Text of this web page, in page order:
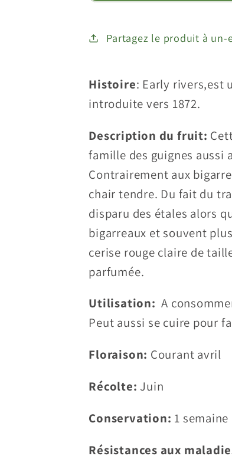
Partagez le produit à un-
Histoire: Early rivers,est
introduite vers 1872.
Description du fruit:
famille des guignes aussi
Contrairement aux
chair tendre. Du fait du
disparu des étales alors
bigarreaux et souvent
cerise rouge claire de
parfumée.
Utilisation:A
Peut aussi se cuire pour
Floraison: Courant avril
Récolte: Juin
Conservation: 1
Résistances aux